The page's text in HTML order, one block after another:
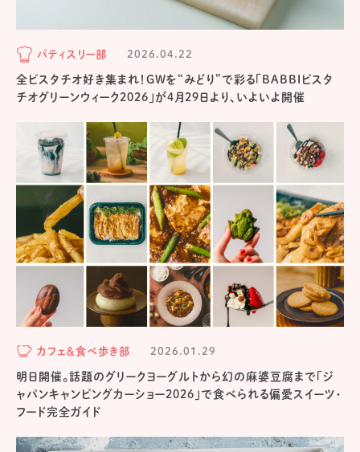
パティスリー部 2026.04.22
全ピスタチオ好き集まれ！GWを“みどり”で彩る「BABBIピスタ
チオグリーンウィーク2026」が4月29日より、いよいよ開催
カフェ＆食べ歩き部 2026.01.29
明日開催。話題のグリークヨーグルトから幻の麻婆豆腐まで「ジ
ャパンキャンピングカーショー2026」で食べられる偏愛スイーツ・
フード完全ガイド